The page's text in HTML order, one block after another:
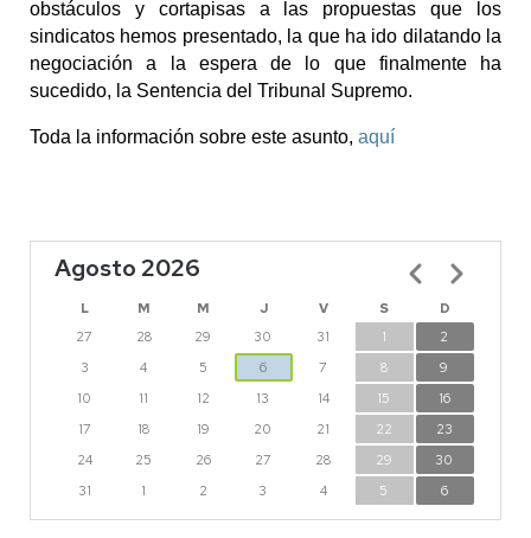
obstáculos y cortapisas a las propuestas que los
sindicatos hemos presentado, la que ha ido dilatando la
negociación a la espera de lo que finalmente ha
sucedido, la Sentencia del Tribunal Supremo.
Toda la información sobre este asunto, aquí
Agosto 2026
L M M J V S
D
27
28 29 30 31 1
2
3
4 5 6 7 8
9
10
11 12 13 14 15
16
17
18 19 20 21 22
23
24
25 26 27 28 29
30
31
1 2 3 4 5 6
Paginación